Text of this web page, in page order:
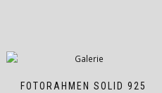
FOTORAHMEN SOLID 925